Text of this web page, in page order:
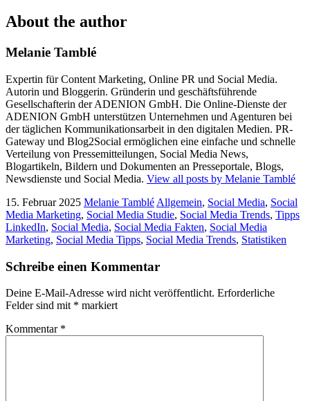
About the author
Melanie Tamblé
Expertin für Content Marketing, Online PR und Social Media.
Autorin und Bloggerin. Gründerin und geschäftsführende
Gesellschafterin der ADENION GmbH. Die Online-Dienste der
ADENION GmbH unterstützen Unternehmen und Agenturen bei
der täglichen Kommunikationsarbeit in den digitalen Medien. PR-
Gateway und Blog2Social ermöglichen eine einfache und schnelle
Verteilung von Pressemitteilungen, Social Media News,
Blogartikeln, Bildern und Dokumenten an Presseportale, Blogs,
Newsdienste und Social Media. View all posts by Melanie Tamblé
15. Februar 2025 Melanie Tamblé Allgemein, Social Media, Social
Media Marketing, Social Media Studie, Social Media Trends, Tipps
LinkedIn, Social Media, Social Media Fakten, Social Media
Marketing, Social Media Tipps, Social Media Trends, Statistiken
Schreibe einen Kommentar
Deine E-Mail-Adresse wird nicht veröffentlicht. Erforderliche
Felder sind mit * markiert
Kommentar *